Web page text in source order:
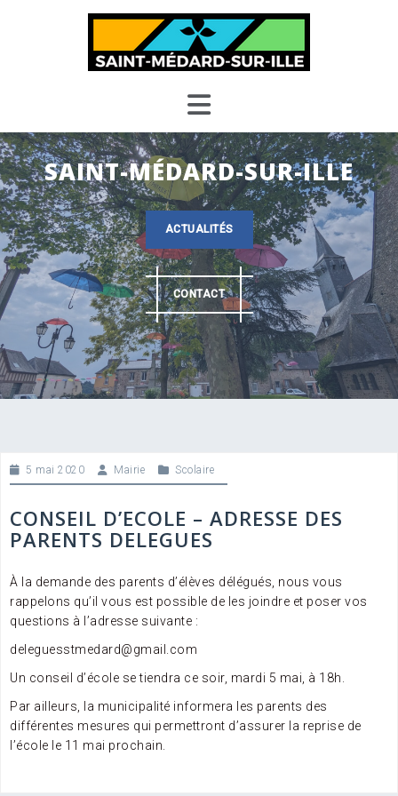
SAINT-MÉDARD-SUR-ILLE
ACTUALITÉS
CONTACT
5 mai 2020 Mairie Scolaire
CONSEIL D’ECOLE – ADRESSE DES
PARENTS DELEGUES
À la demande des parents d’élèves délégués, nous vous
rappelons qu’il vous est possible de les joindre et poser vos
questions à l’adresse suivante :
deleguesstmedard@gmail.com
Un conseil d’école se tiendra ce soir, mardi 5 mai, à 18h.
Par ailleurs, la municipalité informera les parents des
différentes mesures qui permettront d’assurer la reprise de
l’école le 11 mai prochain.